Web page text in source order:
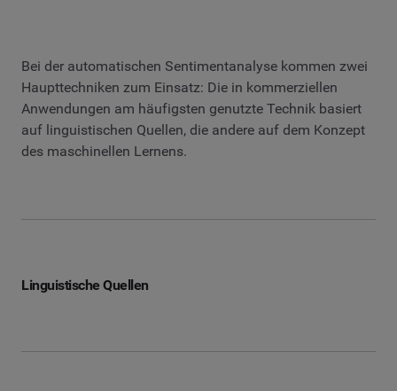
Bei der automatischen Sentimentanalyse kommen zwei
Haupttechniken zum Einsatz: Die in kommerziellen
Anwendungen am häufigsten genutzte Technik basiert
auf linguistischen Quellen, die andere auf dem Konzept
des maschinellen Lernens.
Linguistische Quellen